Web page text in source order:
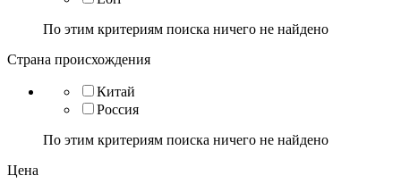
По этим критериям поиска ничего не найдено
Страна происхождения
Китай
Россия
По этим критериям поиска ничего не найдено
Цена